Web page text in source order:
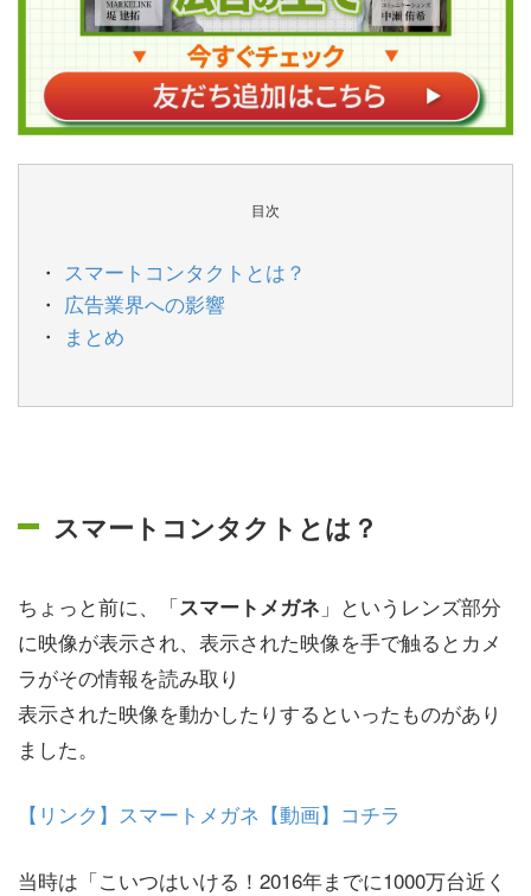
目次
スマートコンタクトとは？
広告業界への影響
まとめ
スマートコンタクトとは？
ちょっと前に、「スマートメガネ 」というレンズ部分
に映像が表示され、表示された映像を手で触るとカメ
ラがその情報を読み取り
表示された映像を動かしたりするといったものがあり
ました。
【リンク】スマートメガネ【動画】コチラ
当時は「こいつはいける！2016年までに1000万台近く